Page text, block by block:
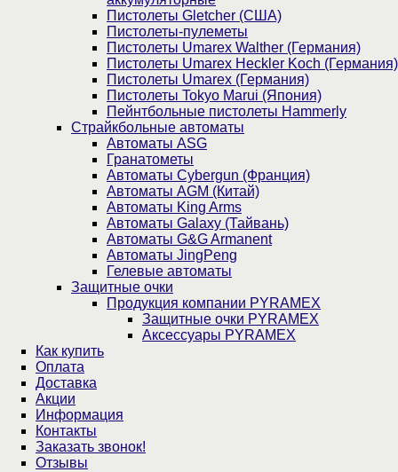
Пистолеты Gletcher (США)
Пистолеты-пулеметы
Пистолеты Umarex Walther (Германия)
Пистолеты Umarex Heckler Koch (Германия)
Пистолеты Umarex (Германия)
Пистолеты Tokyo Marui (Япония)
Пейнтбольные пистолеты Hammerly
Страйкбольные автоматы
Автоматы ASG
Гранатометы
Автоматы Cybergun (Франция)
Автоматы AGM (Китай)
Автоматы King Arms
Автоматы Galaxy (Тайвань)
Автоматы G&G Armanent
Автоматы JingPeng
Гелевые автоматы
Защитные очки
Продукция компании PYRAMEX
Защитные очки PYRAMEX
Аксессуары PYRAMEX
Как купить
Оплата
Доставка
Акции
Информация
Контакты
Заказать звонок!
Отзывы